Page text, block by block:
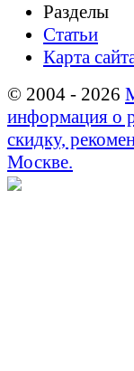
Разделы
Статьи
Карта
© 2004 - 2026
информация о
скидку,
Москве.